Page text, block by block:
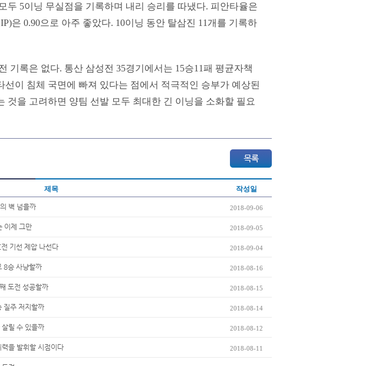
두 5이닝 무실점을 기록하며 내리 승리를 따냈다. 피안타율은
은 0.90으로 아주 좋았다. 10이닝 동안 탈삼진 11개를 기록하
기록은 없다. 통산 삼성전 35경기에서는 15승11패 평균자책
선이 침체 국면에 빠져 있다는 점에서 적극적인 승부가 예상된
것을 고려하면 양팀 선발 모두 최대한 긴 이닝을 소화할 필요
제목 작성일
벽 넘을까 2018-09-06
이제 그만 2018-09-05
기선 제압 나선다 2018-09-04
8승 사냥할까 2018-08-16
도전 성공할까 2018-08-15
질주 저지할까 2018-08-14
릴 수 있을까 2018-08-12
을 발휘할 시점이다 2018-08-11